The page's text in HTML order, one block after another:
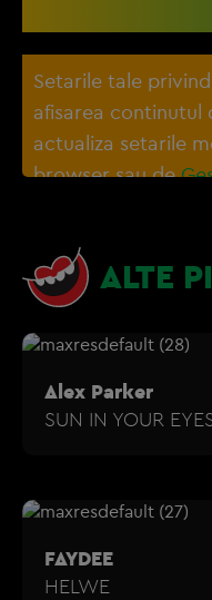
Setarile tale
afisarea continutul
actualiza setarile
browser sau de
ALTE
Alex Parker
SUN IN YOUR
FAYDEE
HELWE